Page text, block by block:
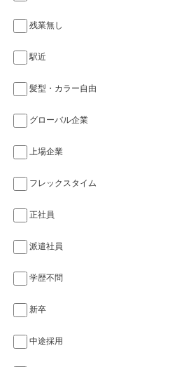
残業無し
駅近
髪型・カラー自由
グローバル企業
上場企業
フレックスタイム
正社員
派遣社員
学歴不問
新卒
中途採用